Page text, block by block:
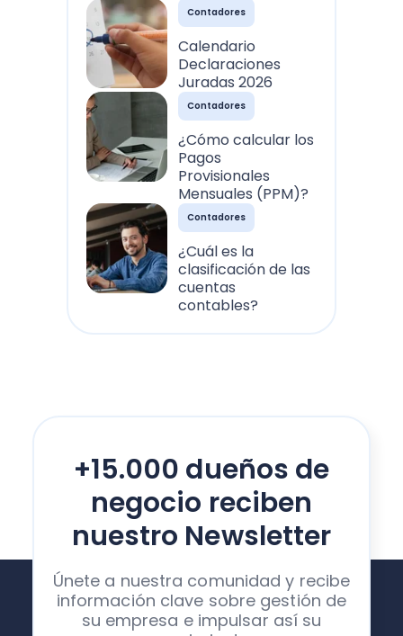
Contadores
Calendario
Declaraciones
Juradas 2026
Contadores
¿Cómo calcular los
Pagos
Provisionales
Mensuales (PPM)?
Contadores
¿Cuál es la
clasificación de las
cuentas
contables?
+15.000 dueños de
negocio reciben
nuestro Newsletter
Únete a nuestra comunidad y recibe
información clave sobre gestión de
su empresa e impulsar así su